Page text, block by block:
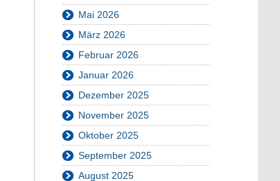
Mai 2026
März 2026
Februar 2026
Januar 2026
Dezember 2025
November 2025
Oktober 2025
September 2025
August 2025